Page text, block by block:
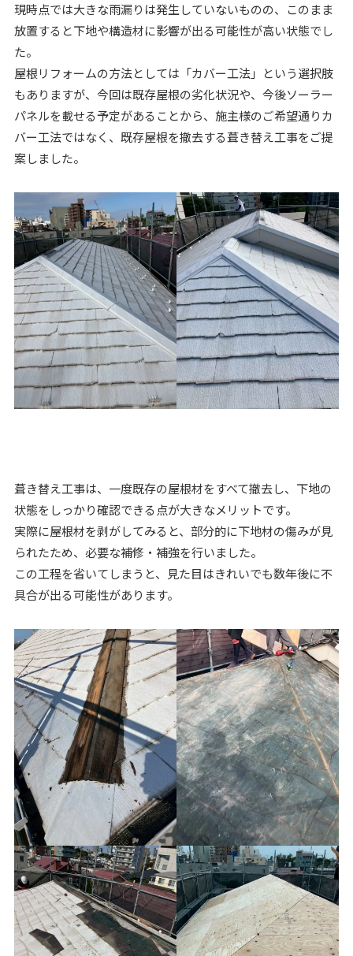
現時点では大きな雨漏りは発生していないものの、このまま
放置すると下地や構造材に影響が出る可能性が高い状態でし
た。
屋根リフォームの方法としては「カバー工法」という選択肢
もありますが、今回は既存屋根の劣化状況や、今後ソーラー
パネルを載せる予定があることから、施主様のご希望通りカ
バー工法ではなく、既存屋根を撤去する葺き替え工事をご提
案しました。
葺き替え工事は、一度既存の屋根材をすべて撤去し、下地の
状態をしっかり確認できる点が大きなメリットです。
実際に屋根材を剥がしてみると、部分的に下地材の傷みが見
られたため、必要な補修・補強を行いました。
この工程を省いてしまうと、見た目はきれいでも数年後に不
具合が出る可能性があります。